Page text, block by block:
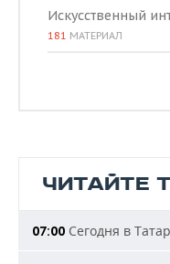
Искусственный
181 МАТЕРИАЛ
ЧИТАЙТЕ
07:00 Сегодня в